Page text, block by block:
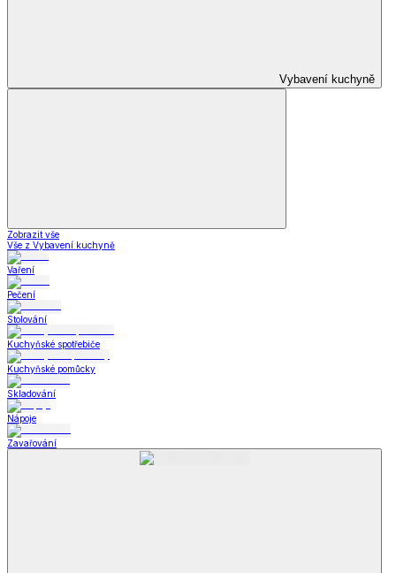
Vybavení kuchyně
Zobrazit vše
Vše z Vybavení kuchyně
Vaření
Pečení
Stolování
Kuchyňské spotřebiče
Kuchyňské pomůcky
Skladování
Nápoje
Zavařování